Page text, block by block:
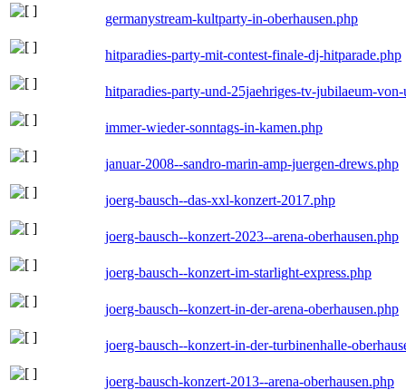
germanystream-kultparty-in-oberhausen.php
hitparadies-party-mit-contest-finale-dj-hitparade.php
hitparadies-party-und-25jaehriges-tv-jubilaeum-
immer-wieder-sonntags-in-kamen.php
januar-2008--sandro-marin-amp-juergen-drews.php
joerg-bausch--das-xxl-konzert-2017.php
joerg-bausch--konzert-2023--arena-oberhausen.php
joerg-bausch--konzert-im-starlight-express.php
joerg-bausch--konzert-in-der-arena-oberhausen.php
joerg-bausch--konzert-in-der-turbinenhalle-
joerg-bausch-konzert-2013--arena-oberhausen.php